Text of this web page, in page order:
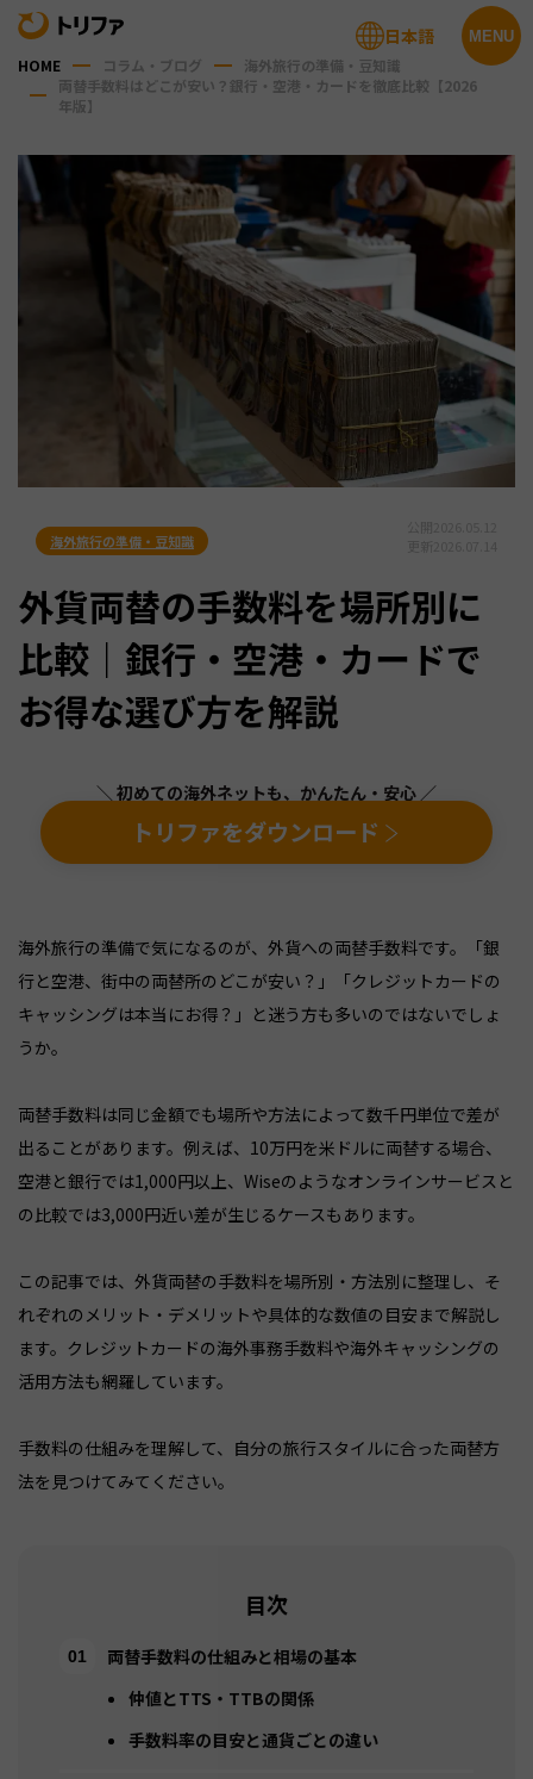
MENU
日本語
HOME コラム・ブログ
海外旅行の準備・豆知識
両替手数料はどこが安い？銀行・空港・カードを徹底比較【2026
年版】
海外旅行の準備・豆知識
外貨両替の手数料を場所別に
比較｜銀行・空港・カードで
お得な選び方を解説
＼ 初めての海外ネットも、かんたん・安心 ／
トリファをダウンロード
海外旅行の準備で気になるのが、外貨への両替手数料です。「銀
行と空港、街中の両替所のどこが安い？」「クレジットカードの
キャッシングは本当にお得？」と迷う方も多いのではないでしょ
うか。
両替手数料は同じ金額でも場所や方法によって数千円単位で差が
出ることがあります。例えば、10万円を米ドルに両替する場合、
空港と銀行では1,000円以上、Wiseのようなオンラインサービスと
の比較では3,000円近い差が生じるケースもあります。
この記事では、外貨両替の手数料を場所別・方法別に整理し、そ
れぞれのメリット・デメリットや具体的な数値の目安まで解説し
ます。クレジットカードの海外事務手数料や海外キャッシングの
活用方法も網羅しています。
手数料の仕組みを理解して、自分の旅行スタイルに合った両替方
法を見つけてみてください。
目次
両替手数料の仕組みと相場の基本
仲値とTTS・TTBの関係
手数料率の目安と通貨ごとの違い